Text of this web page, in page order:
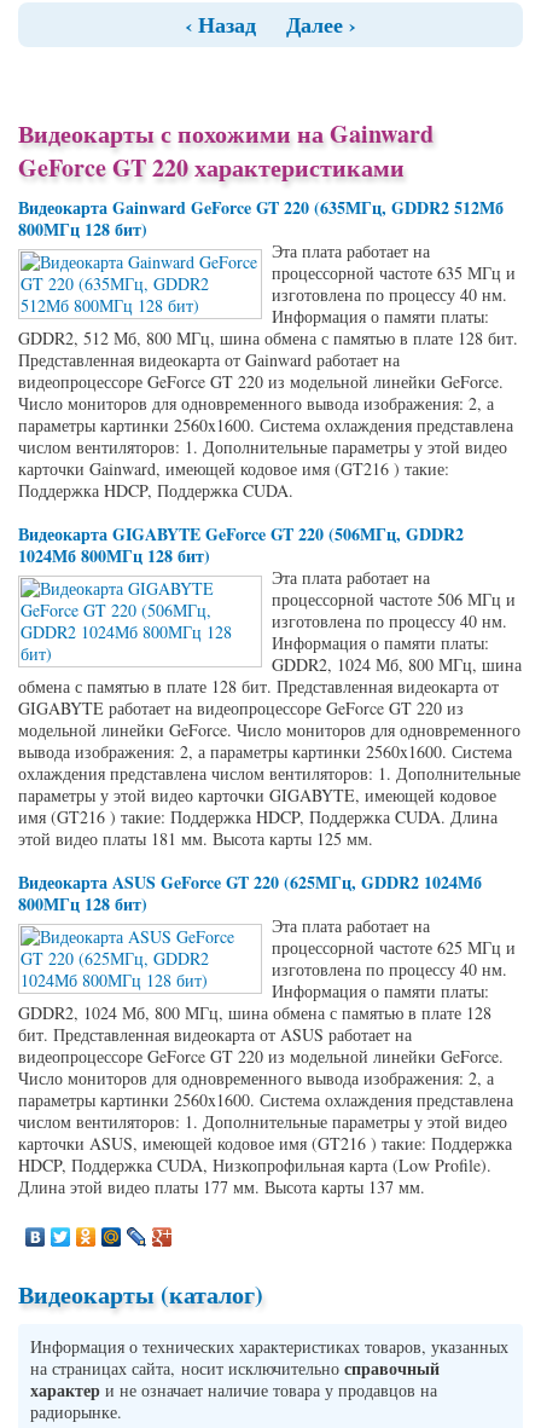
‹ Назад Далее ›
Видеокарты с похожими на Gainward
GeForce GT 220 характеристиками
Видеокарта Gainward GeForce GT 220 (635МГц, GDDR2 512Мб
800МГц 128 бит)
Эта плата работает на
процессорной частоте 635 МГц и
изготовлена по процессу 40 нм.
Информация о памяти платы:
GDDR2, 512 Мб, 800 МГц, шина обмена с памятью в плате 128 бит.
Представленная видеокарта от Gainward работает на
видеопроцессоре GeForce GT 220 из модельной линейки GeForce.
Число мониторов для одновременного вывода изображения: 2, а
параметры картинки 2560x1600. Система охлаждения представлена
числом вентиляторов: 1. Дополнительные параметры у этой видео
карточки Gainward, имеющей кодовое имя (GT216 ) такие:
Поддержка HDCP, Поддержка CUDA.
Видеокарта GIGABYTE GeForce GT 220 (506МГц, GDDR2
1024Мб 800МГц 128 бит)
Эта плата работает на
процессорной частоте 506 МГц и
изготовлена по процессу 40 нм.
Информация о памяти платы:
GDDR2, 1024 Мб, 800 МГц, шина
обмена с памятью в плате 128 бит. Представленная видеокарта от
GIGABYTE работает на видеопроцессоре GeForce GT 220 из
модельной линейки GeForce. Число мониторов для одновременного
вывода изображения: 2, а параметры картинки 2560x1600. Система
охлаждения представлена числом вентиляторов: 1. Дополнительные
параметры у этой видео карточки GIGABYTE, имеющей кодовое
имя (GT216 ) такие: Поддержка HDCP, Поддержка CUDA. Длина
этой видео платы 181 мм. Высота карты 125 мм.
Видеокарта ASUS GeForce GT 220 (625МГц, GDDR2 1024Мб
800МГц 128 бит)
Эта плата работает на
процессорной частоте 625 МГц и
изготовлена по процессу 40 нм.
Информация о памяти платы:
GDDR2, 1024 Мб, 800 МГц, шина обмена с памятью в плате 128
бит. Представленная видеокарта от ASUS работает на
видеопроцессоре GeForce GT 220 из модельной линейки GeForce.
Число мониторов для одновременного вывода изображения: 2, а
параметры картинки 2560x1600. Система охлаждения представлена
числом вентиляторов: 1. Дополнительные параметры у этой видео
карточки ASUS, имеющей кодовое имя (GT216 ) такие: Поддержка
HDCP, Поддержка CUDA, Низкопрофильная карта (Low Profile).
Длина этой видео платы 177 мм. Высота карты 137 мм.
Видеокарты (каталог)
Информация о технических характеристиках товаров, указанных
на страницах сайта, носит исключительно справочный
характер и не означает наличие товара у продавцов на
радиорынке.